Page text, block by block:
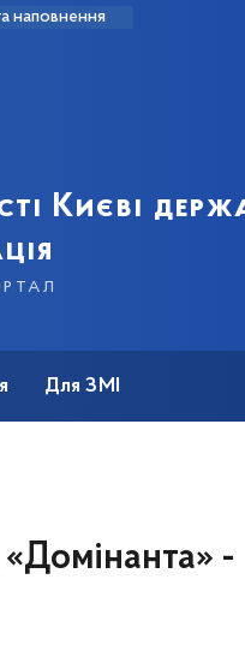
наповнення
Києві
Для ЗМІ
«Домінанта»